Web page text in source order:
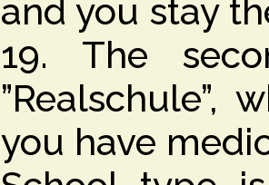
and you stay
19. The
you have